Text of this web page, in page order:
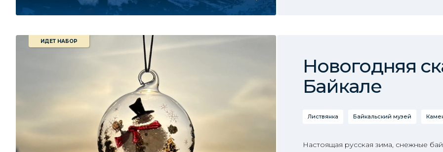
ИДЕТ НАБОР
Новогодняя
Байкале
Листвянка Байкальский музей
Настоящая русская зима, снежные